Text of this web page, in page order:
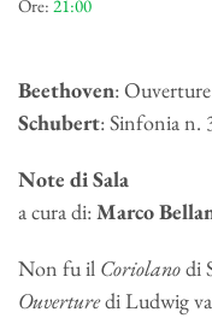
Ore: 21:00
Beethoven:
Schubert: Sinfonia n.
Note di Sala
a cura di:Marco
Non fu il Coriolanodi
Ouverturedi Ludwig